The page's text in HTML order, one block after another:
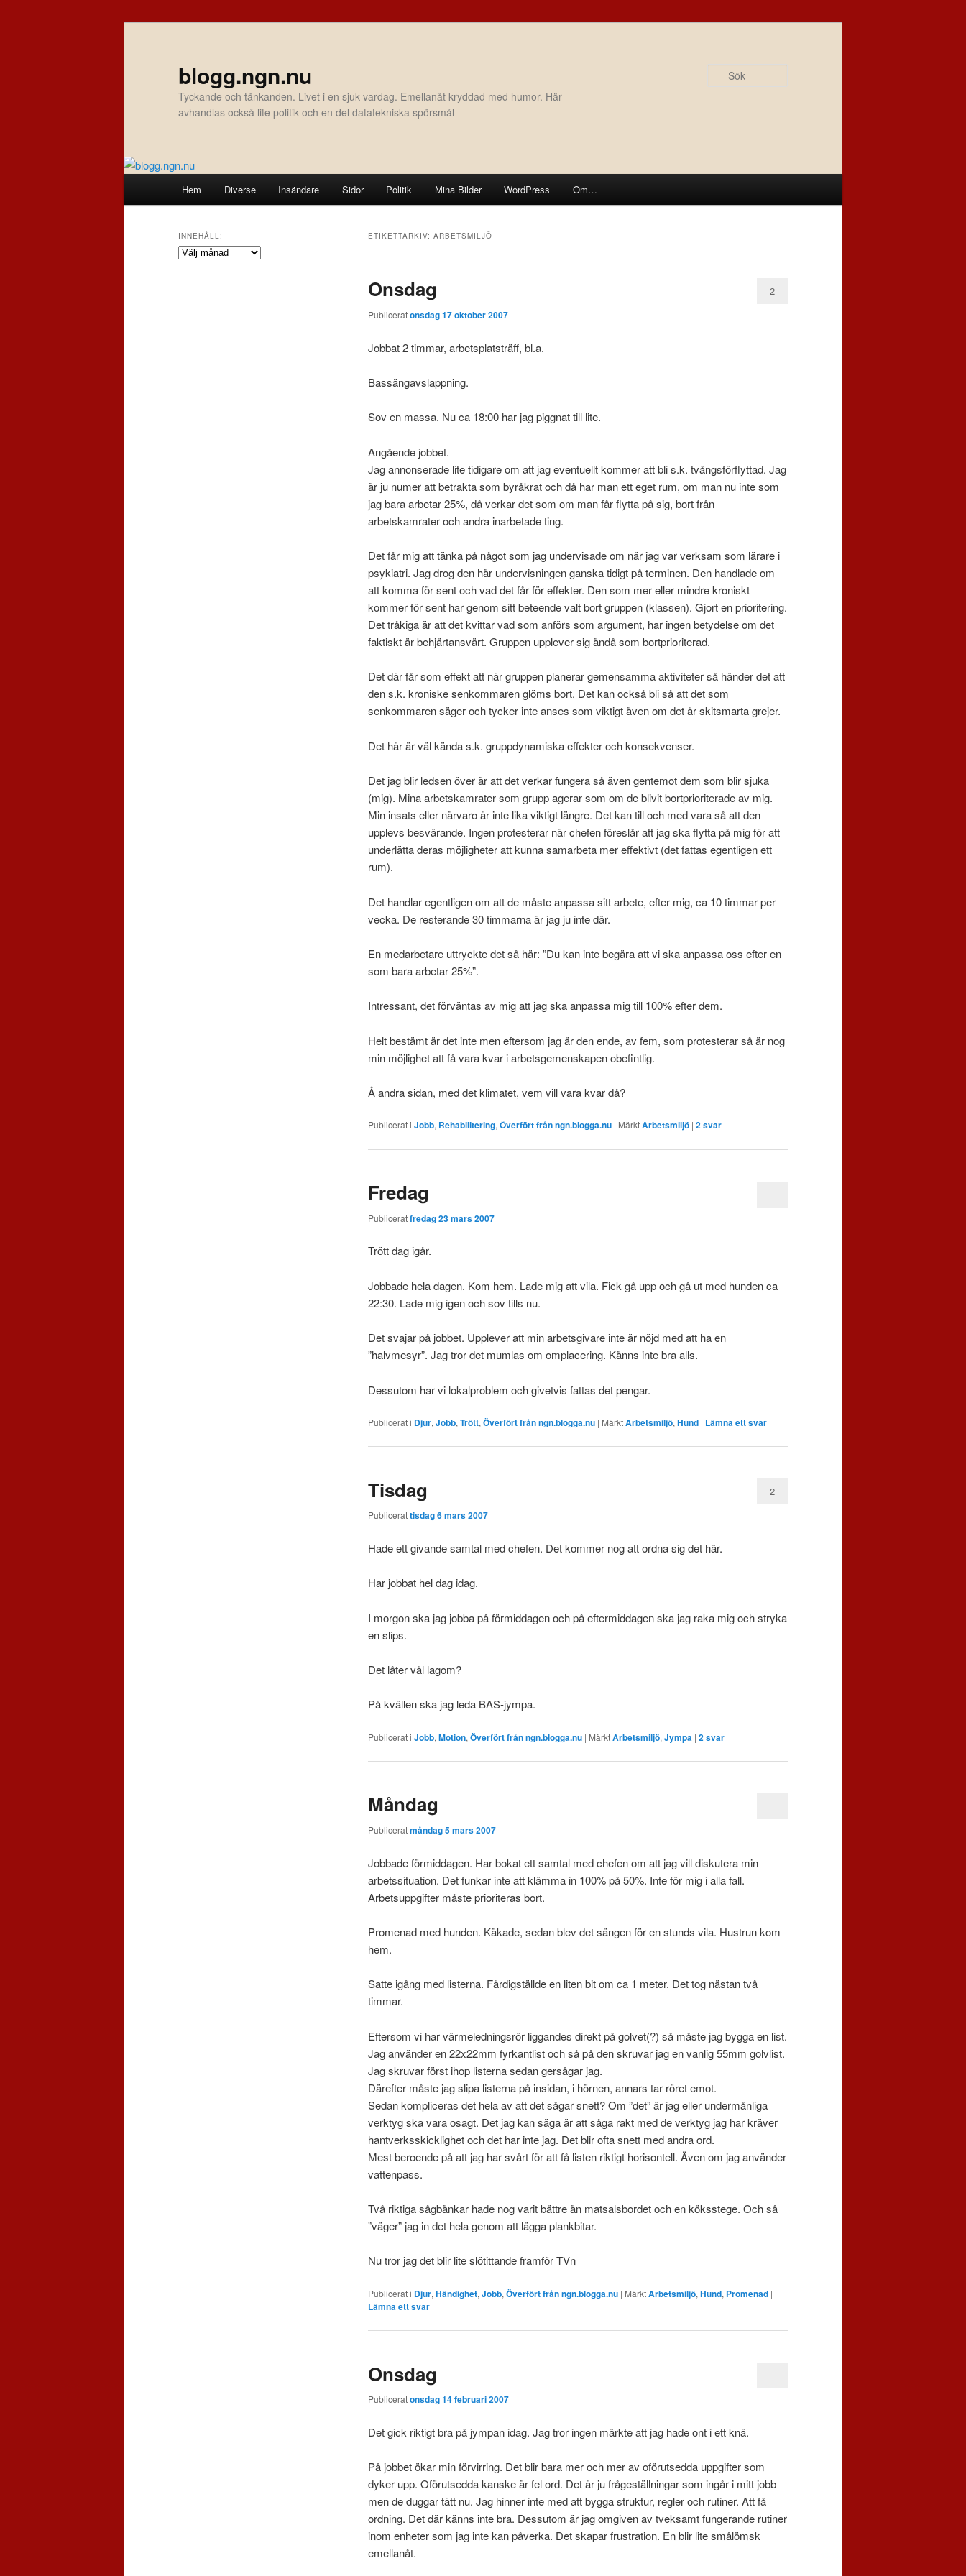
blogg.ngn.nu
Tyckande och tänkanden. Livet i en sjuk vardag. Emellanåt kryddad med humor. Här
avhandlas också lite politik och en del datatekniska spörsmål
Hem Diverse Insändare Sidor Politik Mina Bilder WordPress Om…
ETIKETTARKIV: ARBETSMILJÖ
Onsdag
Publiceratonsdag 17 oktober 2007
2
Jobbat 2 timmar, arbetsplatsträff, bl.a.
Bassängavslappning.
Sov en massa. Nu ca 18:00 har jag piggnat till lite.
Angående jobbet.
Jag annonserade lite tidigare om att jag eventuellt kommer att bli s.k. tvångsförflyttad. Jag
är ju numer att betrakta som byråkrat och då har man ett eget rum, om man nu inte som
jag bara arbetar 25%, då verkar det som om man får flytta på sig, bort från
arbetskamrater och andra inarbetade ting.
Det får mig att tänka på något som jag undervisade om när jag var verksam som lärare i
psykiatri. Jag drog den här undervisningen ganska tidigt på terminen. Den handlade om
att komma för sent och vad det får för effekter. Den som mer eller mindre kroniskt
kommer för sent har genom sitt beteende valt bort gruppen (klassen). Gjort en prioritering.
Det tråkiga är att det kvittar vad som anförs som argument, har ingen betydelse om det
faktiskt är behjärtansvärt. Gruppen upplever sig ändå som bortprioriterad.
Det där får som effekt att när gruppen planerar gemensamma aktiviteter så händer det att
den s.k. kroniske senkommaren glöms bort. Det kan också bli så att det som
senkommaren säger och tycker inte anses som viktigt även om det är skitsmarta grejer.
Det här är väl kända s.k. gruppdynamiska effekter och konsekvenser.
Det jag blir ledsen över är att det verkar fungera så även gentemot dem som blir sjuka
(mig). Mina arbetskamrater som grupp agerar som om de blivit bortprioriterade av mig.
Min insats eller närvaro är inte lika viktigt längre. Det kan till och med vara så att den
upplevs besvärande. Ingen protesterar när chefen föreslår att jag ska flytta på mig för att
underlätta deras möjligheter att kunna samarbeta mer effektivt (det fattas egentligen ett
rum).
Det handlar egentligen om att de måste anpassa sitt arbete, efter mig, ca 10 timmar per
vecka. De resterande 30 timmarna är jag ju inte där.
En medarbetare uttryckte det så här: ”Du kan inte begära att vi ska anpassa oss efter en
som bara arbetar 25%”.
Intressant, det förväntas av mig att jag ska anpassa mig till 100% efter dem.
Helt bestämt är det inte men eftersom jag är den ende, av fem, som protesterar så är nog
min möjlighet att få vara kvar i arbetsgemenskapen obefintlig.
Å andra sidan, med det klimatet, vem vill vara kvar då?
Publicerat i Jobb, Rehabilitering,Överfört från ngn.blogga.nu | MärktArbetsmiljö | 2svar
Fredag
Publiceratfredag 23 mars 2007
Trött dag igår.
Jobbade hela dagen. Kom hem. Lade mig att vila. Fick gå upp och gå ut med hunden ca
22:30. Lade mig igen och sov tills nu.
Det svajar på jobbet. Upplever att min arbetsgivare inte är nöjd med att ha en
”halvmesyr”. Jag tror det mumlas om omplacering. Känns inte bra alls.
Dessutom har vi lokalproblem och givetvis fattas det pengar.
Publicerat i Djur, Jobb, Trött, Överfört från ngn.blogga.nu | MärktArbetsmiljö, Hund | Lämna ett svar
Tisdag
Publicerattisdag 6 mars 2007
2
Hade ett givande samtal med chefen. Det kommer nog att ordna sig det här.
Har jobbat hel dag idag.
I morgon ska jag jobba på förmiddagen och på eftermiddagen ska jag raka mig och stryka
en slips.
Det låter väl lagom?
På kvällen ska jag leda BAS-jympa.
Publicerat i Jobb, Motion, Överfört från ngn.blogga.nu | MärktArbetsmiljö, Jympa | 2svar
Måndag
Publiceratmåndag 5 mars 2007
Jobbade förmiddagen. Har bokat ett samtal med chefen om att jag vill diskutera min
arbetssituation. Det funkar inte att klämma in 100% på 50%. Inte för mig i alla fall.
Arbetsuppgifter måste prioriteras bort.
Promenad med hunden. Käkade, sedan blev det sängen för en stunds vila. Hustrun kom
hem.
Satte igång med listerna. Färdigställde en liten bit om ca 1 meter. Det tog nästan två
timmar.
Eftersom vi har värmeledningsrör liggandes direkt på golvet(?) så måste jag bygga en list.
Jag använder en 22x22mm fyrkantlist och så på den skruvar jag en vanlig 55mm golvlist.
Jag skruvar först ihop listerna sedan gersågar jag.
Därefter måste jag slipa listerna på insidan, i hörnen, annars tar röret emot.
Sedan kompliceras det hela av att det sågar snett? Om ”det” är jag eller undermånliga
verktyg ska vara osagt. Det jag kan säga är att såga rakt med de verktyg jag har kräver
hantverksskicklighet och det har inte jag. Det blir ofta snett med andra ord.
Mest beroende på att jag har svårt för att få listen riktigt horisontell. Även om jag använder
vattenpass.
Två riktiga sågbänkar hade nog varit bättre än matsalsbordet och en köksstege. Och så
”väger” jag in det hela genom att lägga plankbitar.
Nu tror jag det blir lite slötittande framför TVn
Publicerat i Djur, Händighet, Jobb, Överfört från ngn.blogga.nu | MärktArbetsmiljö, Hund, Promenad |
Lämna ett svar
Onsdag
Publiceratonsdag 14 februari 2007
Det gick riktigt bra på jympan idag. Jag tror ingen märkte att jag hade ont i ett knä.
På jobbet ökar min förvirring. Det blir bara mer och mer av oförutsedda uppgifter som
dyker upp. Oförutsedda kanske är fel ord. Det är ju frågeställningar som ingår i mitt jobb
men de duggar tätt nu. Jag hinner inte med att bygga struktur, regler och rutiner. Att få
ordning. Det där känns inte bra. Dessutom är jag omgiven av tveksamt fungerande rutiner
inom enheter som jag inte kan påverka. Det skapar frustration. En blir lite smålömsk
emellanåt.
INNEHÅLL:
Innehåll: